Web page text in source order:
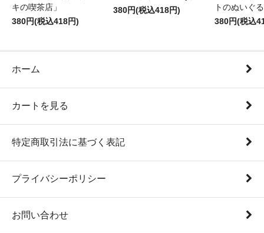
キの喫茶店」
380円(税込418円)
380円(税込418円)
トのぬいぐ
380円(税込
ホーム
カートを見る
特定商取引法に基づく表記
プライバシーポリシー
お問い合わせ